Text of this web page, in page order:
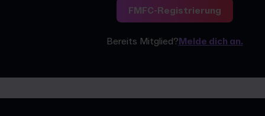
FMFC-Registrierung
Bereits Mitglied?Melde dich an.